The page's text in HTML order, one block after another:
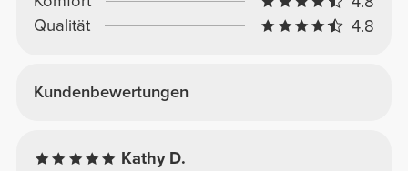
Qualität
4.8
Kundenbewertungen
Kathy D.